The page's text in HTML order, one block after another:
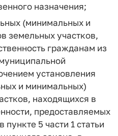
назначения;
(минимальных и
земельных участков,
гражданам из
установления
и минимальных)
находящихся в
предоставляемых
5 части 1 статьи